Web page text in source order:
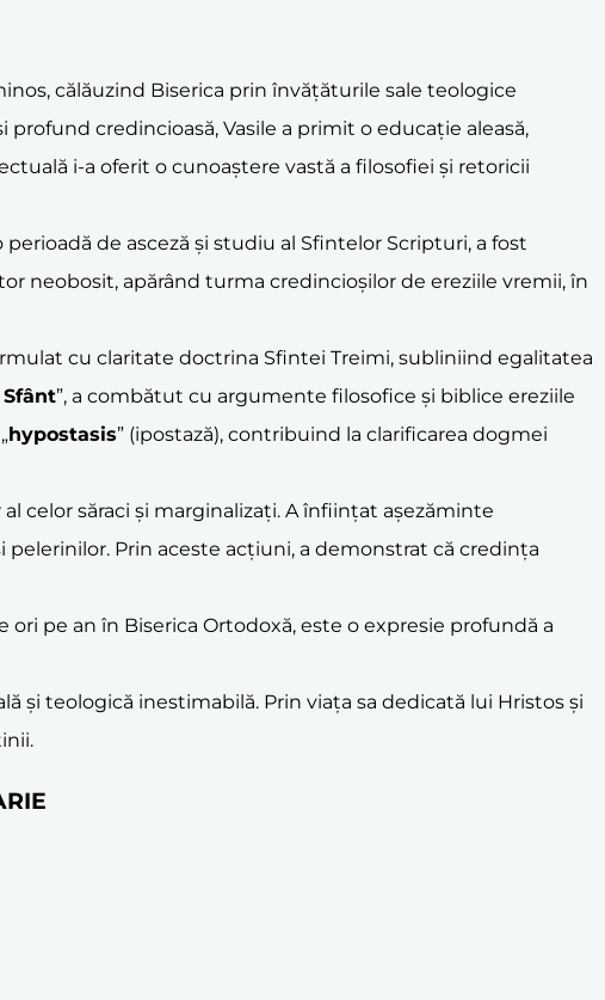
călăuzind Biserica prin învățăturile sale teologice
credincioasă, Vasile a primit o educație aleasă,
i-a oferit o cunoaștere vastă a filosofiei și retoricii
de asceză și studiu al Sfintelor Scripturi, a fost
neobosit, apărând turma credincioșilor de ereziile vremii, în
cu claritate doctrina Sfintei Treimi, subliniind egalitatea
”, a combătut cu argumente filosofice și biblice ereziile
hypostasis” (ipostază), contribuind la clarificarea dogmei
celor săraci și marginalizați. A înființat așezăminte
pelerinilor. Prin aceste acțiuni, a demonstrat că credința
ori pe an în Biserica Ortodoxă, este o expresie profundă a
și teologică inestimabilă. Prin viața sa dedicată lui Hristos și